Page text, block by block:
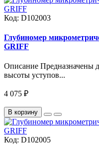
Код: D102003
Глубиномер
GRIFF
Описание Предназначены
высоты уступов...
4 075 ₽
В корзину
Код: D102005